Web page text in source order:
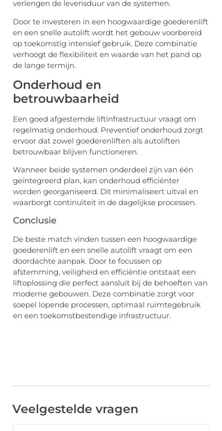
verlengen de levensduur van de systemen.
Door te investeren in een hoogwaardige goederenlift
en een snelle autolift wordt het gebouw voorbereid
op toekomstig intensief gebruik. Deze combinatie
verhoogt de flexibiliteit en waarde van het pand op
de lange termijn.
Onderhoud en
betrouwbaarheid
Een goed afgestemde liftinfrastructuur vraagt om
regelmatig onderhoud. Preventief onderhoud zorgt
ervoor dat zowel goederenliften als autoliften
betrouwbaar blijven functioneren.
Wanneer beide systemen onderdeel zijn van één
geïntegreerd plan, kan onderhoud efficiënter
worden georganiseerd. Dit minimaliseert uitval en
waarborgt continuïteit in de dagelijkse processen.
Conclusie
De beste match vinden tussen een hoogwaardige
goederenlift en een snelle autolift vraagt om een
doordachte aanpak. Door te focussen op
afstemming, veiligheid en efficiëntie ontstaat een
liftoplossing die perfect aansluit bij de behoeften van
moderne gebouwen. Deze combinatie zorgt voor
soepel lopende processen, optimaal ruimtegebruik
en een toekomstbestendige infrastructuur.
Veelgestelde vragen